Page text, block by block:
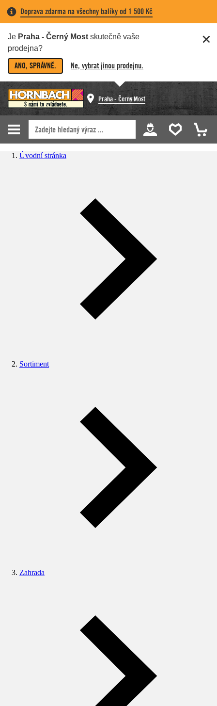
Doprava zdarma na všechny balíky od 1 500 Kč
Je Praha - Černý Most skutečně vaše
prodejna?
ANO, SPRÁVNĚ. Ne, vybrat jinou prodejnu.
Praha - Černý Most
Úvodní stránka
Sortiment
Zahrada